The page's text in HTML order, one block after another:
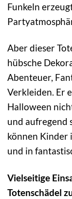
Funkeln
Aber dieser
hübsche
Abenteuer,
Verkleiden. Er
Halloween
und aufregend
können Kinder
und in
Vielseitige
Totenschädel